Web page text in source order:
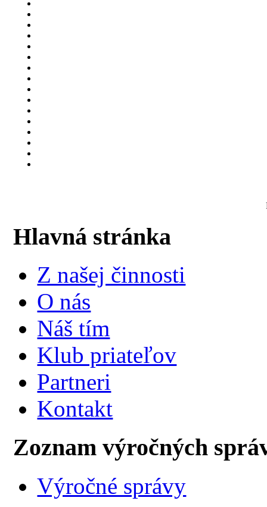
Hlavná stránka
Z našej činnosti
O nás
Náš tím
Klub priateľov
Partneri
Kontakt
Zoznam výročných
Výročné správy